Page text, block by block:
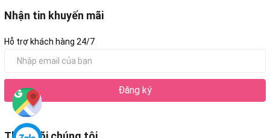
Nhận tin khuyến mãi
Hỗ trợ khách hàng 24/7
Đăng ký